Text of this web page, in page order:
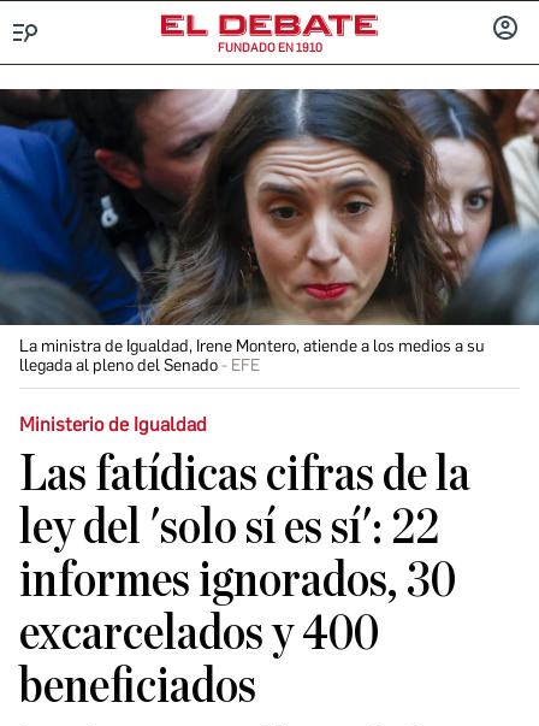
FUNDADO EN 1910
La ministra de Igualdad, Irene Montero, atiende a los medios a su
llegada al pleno del Senado
EFE
Ministerio de Igualdad
Las fatídicas cifras de la
ley del 'solo sí es sí': 22
informes ignorados, 30
excarcelados y 400
beneficiados